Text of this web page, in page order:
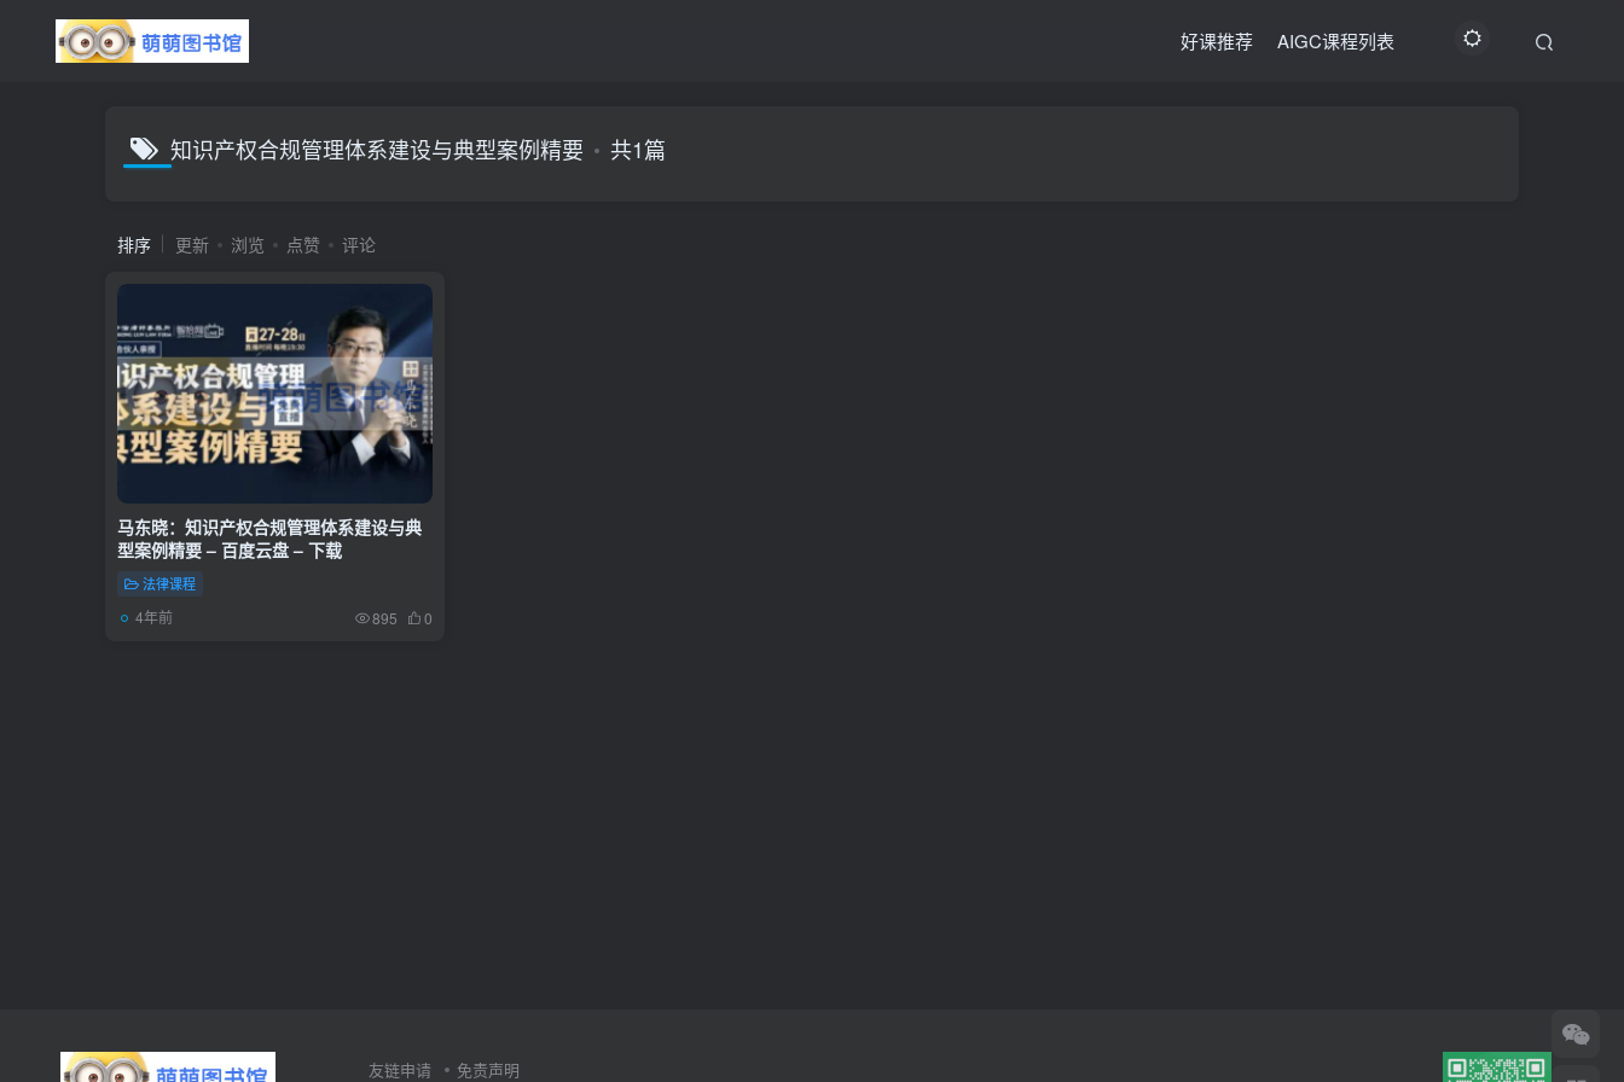
好课推荐 AIGC课程列表
知识产权合规管理体系建设与典型案例精要 共1篇
排序 更新 浏览 点赞 评论
马东晓：知识产权合规管理体系建设与典
型案例精要 – 百度云盘 – 下载
法律课程
4年前 895 0
友链申请 免责声明